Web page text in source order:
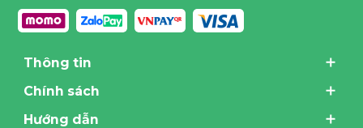
Thông tin
Chính sách
Hướng dẫn